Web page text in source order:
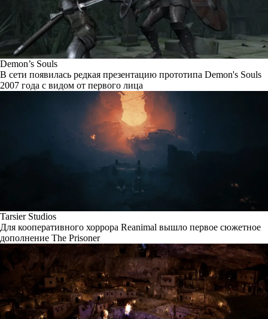
Demon’s Souls
В сети появилась редкая презентацию прототипа Demon's Souls
2007 года с видом от первого лица
Tarsier Studios
Для кооперативного хоррора Reanimal вышло первое сюжетное
дополнение The Prisoner